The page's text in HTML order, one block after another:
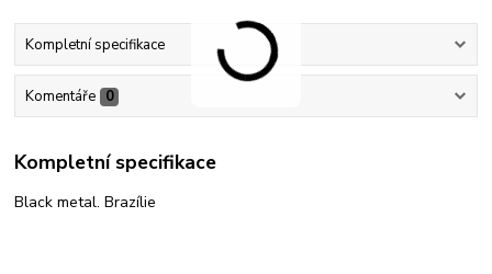
Kompletní specifikace
Komentáře 0
Kompletní specifikace
Black metal. Brazílie